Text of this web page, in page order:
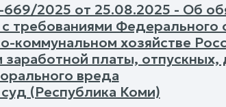
2025 от 25.08.2025 - Об
требованиями Федерального
коммунальном хозяйстве
платы,
вреда
(Республика Коми)